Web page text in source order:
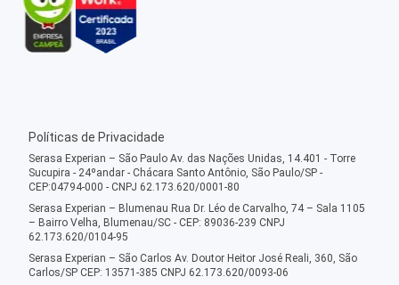
Políticas de Privacidade
Serasa Experian – São Paulo Av. das Nações Unidas, 14.401 - Torre
Sucupira - 24ºandar - Chácara Santo Antônio, São Paulo/SP -
CEP:04794-000 - CNPJ 62.173.620/0001-80
Serasa Experian – Blumenau Rua Dr. Léo de Carvalho, 74 – Sala 1105
– Bairro Velha, Blumenau/SC - CEP: 89036-239 CNPJ
62.173.620/0104-95
Serasa Experian – São Carlos Av. Doutor Heitor José Reali, 360, São
Carlos/SP CEP: 13571-385 CNPJ 62.173.620/0093-06